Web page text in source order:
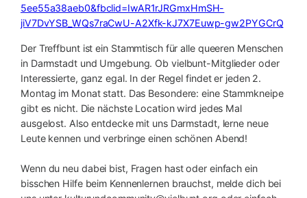
5ee55a38aeb0&fbclid=IwAR1rJRGmxHmSH-
jiV7DvYSB_WQs7raCwU-A2Xfk-kJ7X7Euwp-gw2PYGCrQ
Der Treffbunt ist ein Stammtisch für alle queeren Menschen
in Darmstadt und Umgebung. Ob vielbunt-Mitglieder oder
Interessierte, ganz egal. In der Regel findet er jeden 2.
Montag im Monat statt. Das Besondere: eine Stammkneipe
gibt es nicht. Die nächste Location wird jedes Mal
ausgelost. Also entdecke mit uns Darmstadt, lerne neue
Leute kennen und verbringe einen schönen Abend!
Wenn du neu dabei bist, Fragen hast oder einfach ein
bisschen Hilfe beim Kennenlernen brauchst, melde dich bei